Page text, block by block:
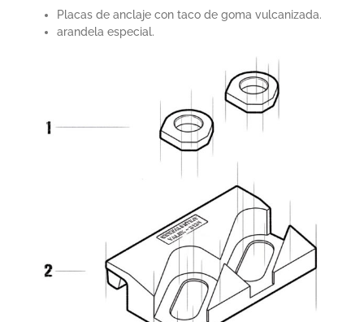
Placas de anclaje con taco de goma vulcanizada.
arandela especial.